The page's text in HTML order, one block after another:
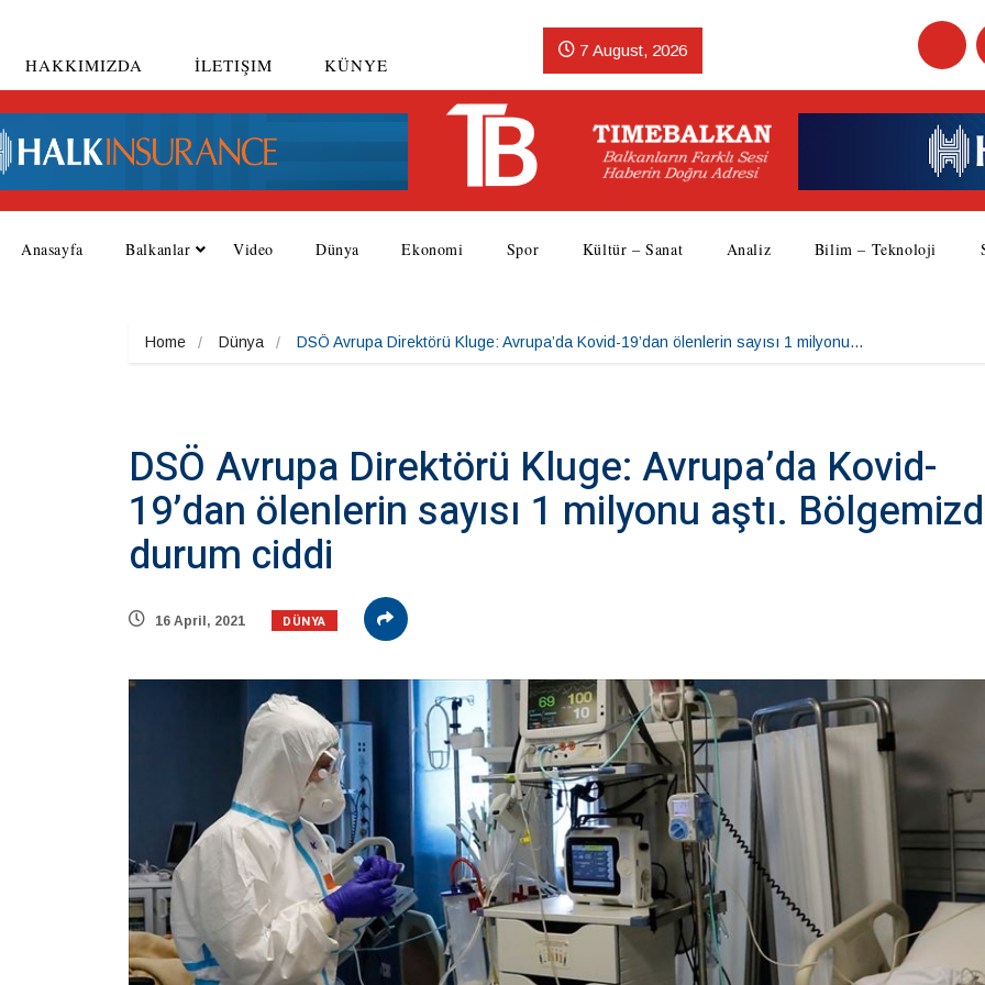
HAKKIMIZDA İLETIŞIM KÜNYE
7 August, 2026
Anasayfa Balkanlar Video Dünya Ekonomi Spor Kültür – Sanat Analiz Bilim – Teknoloji
Home Dünya DSÖ Avrupa Direktörü Kluge: Avrupa’da Kovid-19’dan ölenlerin sayısı 1 milyonu…
DSÖ Avrupa Direktörü Kluge: Avrupa’da Kovid-
19’dan ölenlerin sayısı 1 milyonu aştı.
durum ciddi
16 April, 2021 DÜNYA